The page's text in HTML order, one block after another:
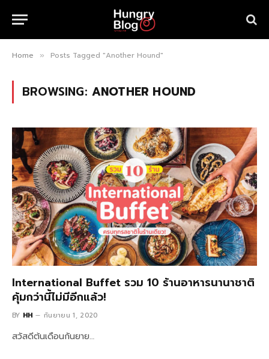
Home » Posts Tagged "Another Hound"
BROWSING: ANOTHER HOUND
International Buffet รวม 10 ร้านอาหารนานาชาติ
คุ้มกว่านี้ไม่มีอีกแล้ว!
BY HH กันยายน 1, 2020
สวัสดีต้นเดือนกันยาย…